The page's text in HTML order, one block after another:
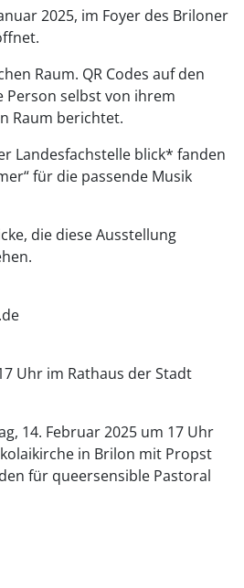
2025, im Foyer des Briloner
Raum. QR Codes auf den
selbst von ihrem
Raum berichtet.
Landesfachstelle blick* fanden
für die passende Musik
die diese Ausstellung
Uhr im Rathaus der Stadt
14. Februar 2025 um 17 Uhr
in Brilon mit Propst
für queersensible Pastoral